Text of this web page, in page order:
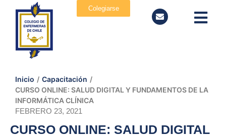
Colegiarse
Inicio / Capacitación /
CURSO ONLINE: SALUD DIGITAL Y FUNDAMENTOS DE LA
INFORMÁTICA CLÍNICA
FEBRERO 23, 2021
CURSO ONLINE: SALUD DIGITAL